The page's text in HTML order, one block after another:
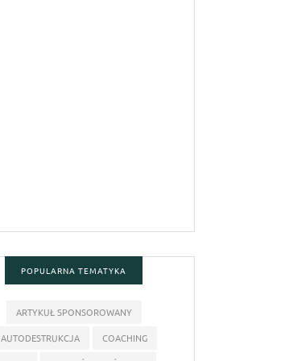
POPULARNA TEMATYKA
ARTYKUŁ SPONSOROWANY
AUTODESTRUKCJA
COACHING